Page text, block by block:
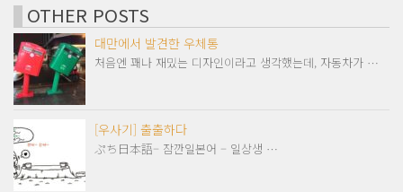
OTHER POSTS
대만에서 발견한 우체통
처음엔 꽤나 재밌는 디자인이라고 생각했는데, 자동차가 …
[우사기] 출출하다
ぷち日本語– 잠깐일본어 – 일상생 …